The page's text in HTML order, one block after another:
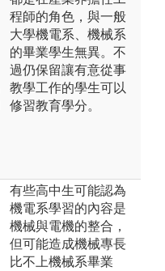
程師的角色，與一般
大學機電系、機械系
的畢業學生無異。不
過仍保留讓有意從事
教學工作的學生可以
修習教育學分。
有些高中生可能認為
機電系學習的內容是
機械與電機的整合，
但可能造成機械專長
比不上機械系畢業